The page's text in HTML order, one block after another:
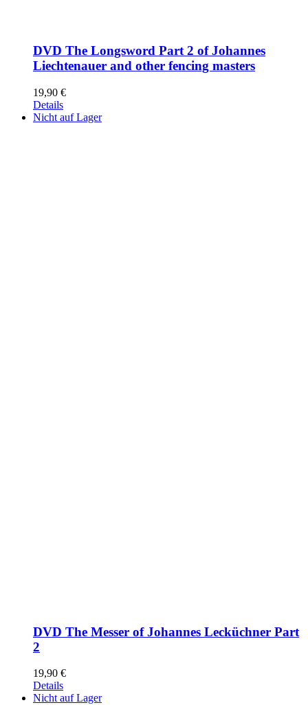
DVD The Longsword Part 2 of Johannes
Liechtenauer and other fencing masters
19,90 €
Details
Nicht auf Lager
DVD The Messer of Johannes Lecküchner Part
2
19,90 €
Details
Nicht auf Lager